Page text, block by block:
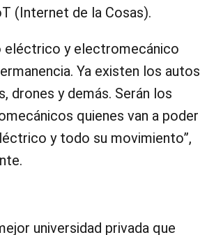
(Internet de la Cosas).
eléctrico y electromecánico
Ya existen los autos
drones y demás. Serán los
quienes van a poder
y todo su movimiento”,
universidad privada que